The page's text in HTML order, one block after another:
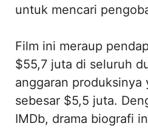
untuk mencari
Film ini meraup
$55,7 juta di seluruh
anggaran produksinya
sebesar $5,5 juta.
IMDb, drama biografi